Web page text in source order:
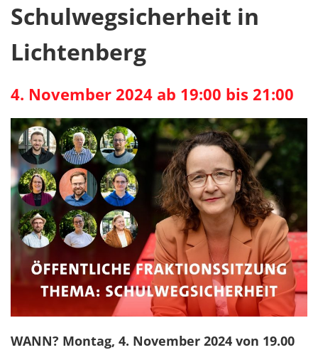
Schulwegsicherheit in
Lichtenberg
4. November 2024 ab 19:00 bis 21:00
WANN? Montag, 4. November 2024 von 19.00